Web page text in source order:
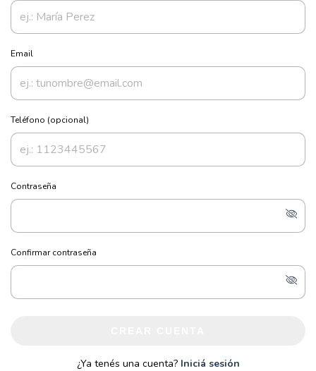
Email
Teléfono (opcional)
Contraseña
Confirmar contraseña
¿Ya tenés una cuenta? Iniciá sesión